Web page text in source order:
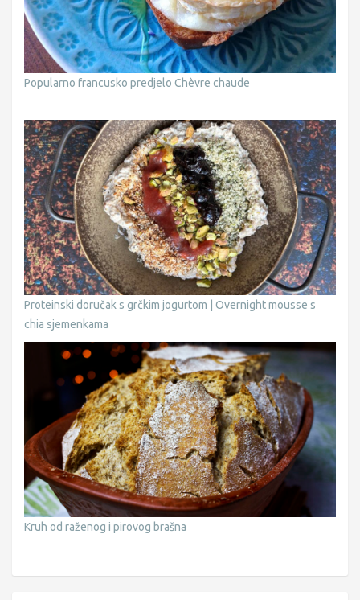
Popularno francusko predjelo Chèvre chaude
Proteinski doručak s grčkim jogurtom | Overnight mousse s
chia sjemenkama
Kruh od raženog i pirovog brašna